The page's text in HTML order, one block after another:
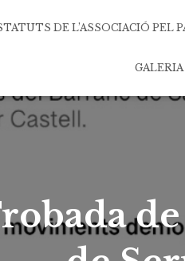
DE L’ASSOCIACIÓ PEL
GALERIA